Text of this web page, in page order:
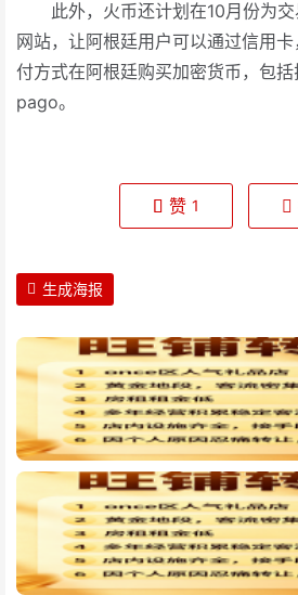
此外，火币还计划在10月份为交
网站，让阿根廷用户可以通过信用
付方式在阿根廷购买加密货币，包
pago。
赞 1
生成海报